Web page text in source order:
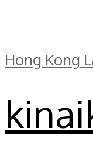
Hong Kong